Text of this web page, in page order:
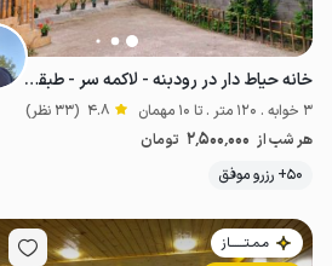
خانه حیاط دار در رودبنه - لاکمه سر - طبقه ۲
3 خوابه . 120 متر . تا 10 مهمان 4.8 (33 نظر)
هر شب از 2٬500٬000 تومان
50+ رزرو موفق
مـمـتــــــاز